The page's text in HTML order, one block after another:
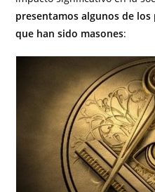
presentamos algunos de
que han sido masones: